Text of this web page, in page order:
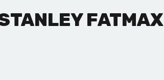
FATMAX